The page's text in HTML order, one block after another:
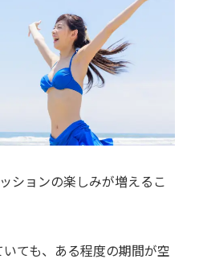
ションの楽しみが増えるこ
ても、ある程度の期間が空